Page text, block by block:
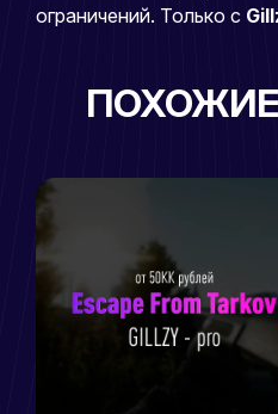
ограничений. Только с